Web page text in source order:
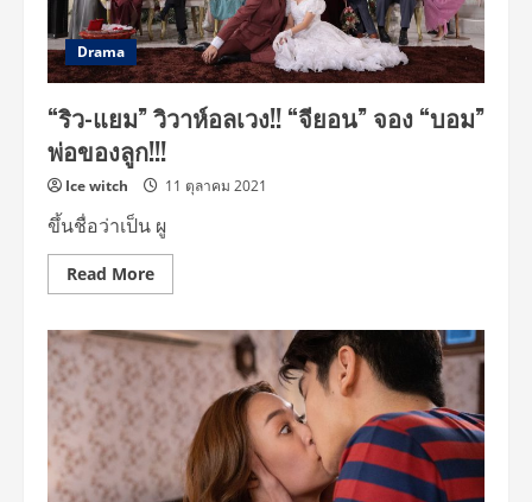
Drama
“ริว-แยม” วิวาห์อลเวง!! “จียอน” จอง “บอม”
พ่อของลูก!!!
Ice witch 11 ตุลาคม 2021
ขึ้นชื่อว่าเป็น ผู
Read MoreRead
more
แยม”
วิวาห์
อลเวง!!
“จี
ยอน”
จอง
“บอม”
ของ
ลูก!!!